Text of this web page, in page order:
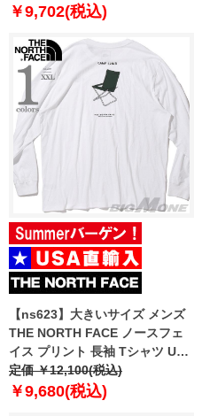
nf0a87qn-fn4
￥9,702(税込)
【ns623】大きいサイズ メンズ
THE NORTH FACE ノースフェ
イス プリント 長袖 Tシャツ USA
直輸入 nf0a8e99-fn4
定価 ￥12,100(税込)
￥9,680(税込)